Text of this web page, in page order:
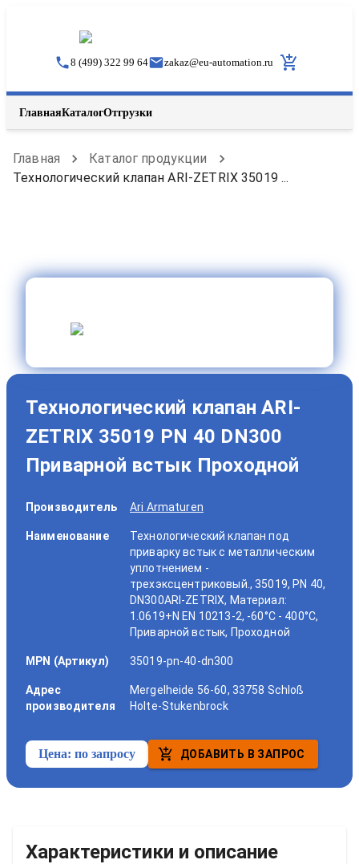
8 (499) 322 99 64 zakaz@eu-automation.ru
ГлавнаяКаталогОтгрузки
Главная
Каталог продукции
Технологический клапан ARI-ZETRIX 35019 ...
Технологический клапан ARI-
ZETRIX 35019 PN 40 DN300
Приварной встык Проходной
Производитель Ari Armaturen
Наименование
Технологический клапан под
приварку встык с металлическим
уплотнением -
трехэксцентриковый., 35019, PN 40,
DN300ARI-ZETRIX, Материал:
1.0619+N EN 10213-2, -60°C - 400°C,
Приварной встык, Проходной
MPN (Артикул) 35019-pn-40-dn300
Адрес
производителя
Mergelheide 56-60, 33758 Schloß
Holte-Stukenbrock
Цена: по запросу ДОБАВИТЬ В ЗАПРОС
Характеристики и описание